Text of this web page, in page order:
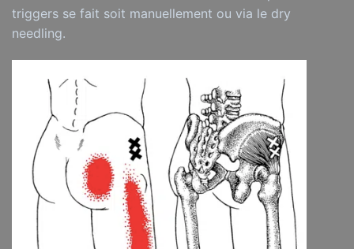
triggers se fait soit manuellement ou via le dry
needling.